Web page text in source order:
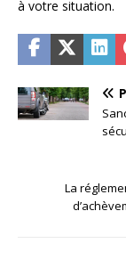
à votre situation.
La